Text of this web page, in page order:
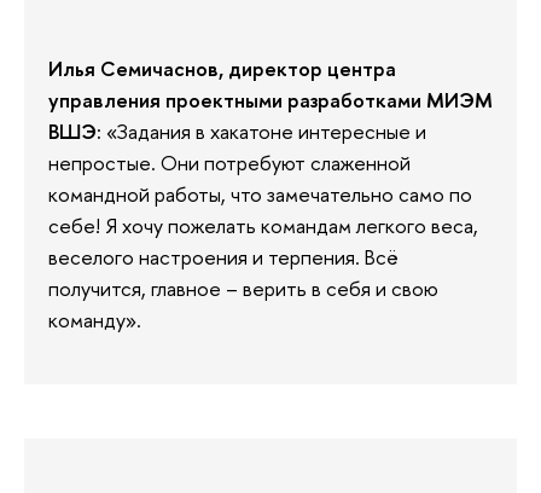
Илья Семичаснов, директор центра
управления проектными разработками МИЭМ
ВШЭ: «Задания в хакатоне интересные и
непростые. Они потребуют слаженной
командной работы, что замечательно само по
себе! Я хочу пожелать командам легкого веса,
веселого настроения и терпения. Всё
получится, главное – верить в себя и свою
команду».